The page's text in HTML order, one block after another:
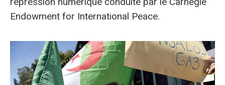
Endowment for International Peace.